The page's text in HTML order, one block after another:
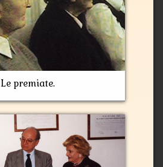
Le premiate.